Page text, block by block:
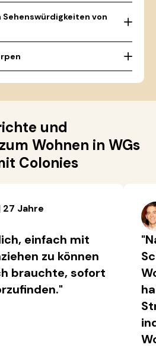
von
und
Wohnen in WGs
Colonies
27 Jahre
einfach mit
zu können
brauchte, sofort